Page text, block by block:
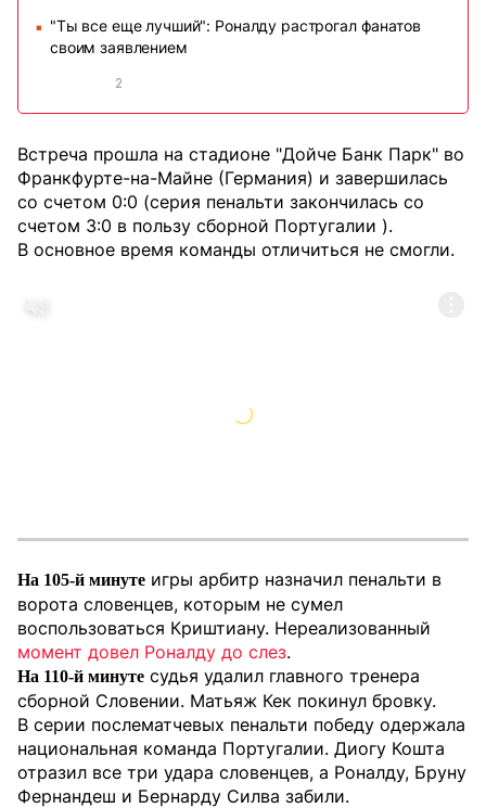
■
"Ты все еще лучший": Роналду растрогал фанатов
своим заявлением
2
Встреча прошла на стадионе "Дойче Банк Парк" во
Франкфурте-на-Майне (Германия) и завершилась
со счетом 0:0 (серия пенальти закончилась со
счетом 3:0 в пользу сборной Португалии ).
В основное время команды отличиться не смогли.
На 105-й минуте игры арбитр назначил пенальти в
ворота словенцев, которым не сумел
воспользоваться Криштиану. Нереализованный
момент довел Роналду до слез.
На 110-й минуте судья удалил главного тренера
сборной Словении. Матьяж Кек покинул бровку.
В серии послематчевых пенальти победу одержала
национальная команда Португалии. Диогу Кошта
отразил все три удара словенцев, а Роналду, Бруну
Фернандеш и Бернарду Силва забили.